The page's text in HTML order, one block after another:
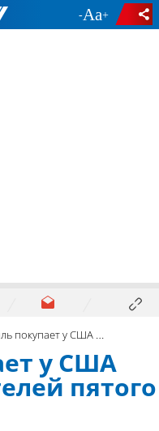
- +
у США еще 14 истребителей пятого поколения F-35
у США
пятого